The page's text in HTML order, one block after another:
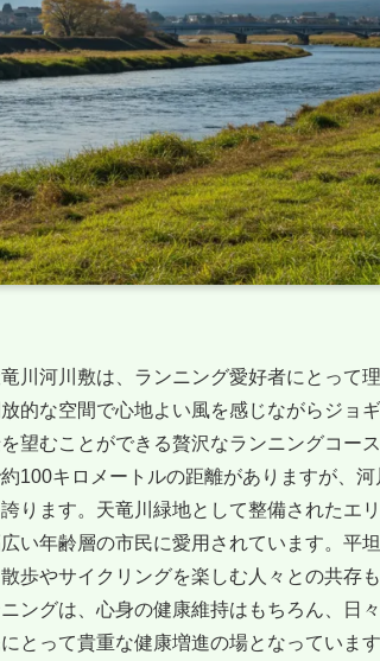
川河川敷は、ランニング愛好者にとって
的な空間で心地よい風を感じながらジョ
望むことができる贅沢なランニングコー
100キロメートルの距離がありますが、
ります。天竜川緑地として整備されたエ
い年齢層の市民に愛用されています。平
歩やサイクリングを楽しむ人々との共存
ングは、心身の健康維持はもちろん、日
とって貴重な健康増進の場となっています